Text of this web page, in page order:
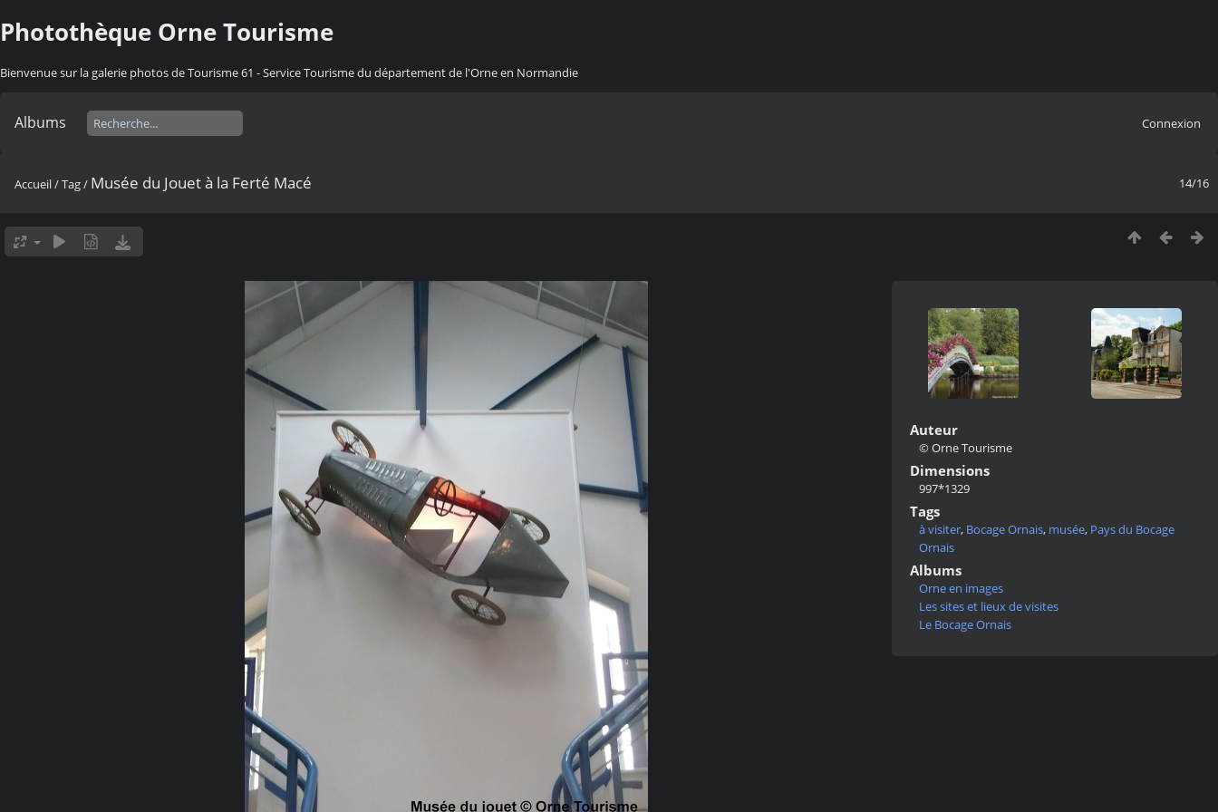
Photothèque Orne Tourisme
Bienvenue sur la galerie photos de Tourisme 61 - Service Tourisme du département de l'Orne en Normandie
Albums Connexion
14/16
Accueil/Tag/ Musée du Jouet à la Ferté Macé
Auteur
© Orne Tourisme
Dimensions
997*1329
Tags
à visiter, Bocage Ornais, musée, Pays du Bocage
Ornais
Albums
Orne en images
Les sites et lieux de visites
Le Bocage Ornais